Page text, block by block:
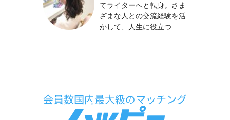
てライターへと転身。さま
ざまな人との交流経験を活
かして、人生に役立つ...